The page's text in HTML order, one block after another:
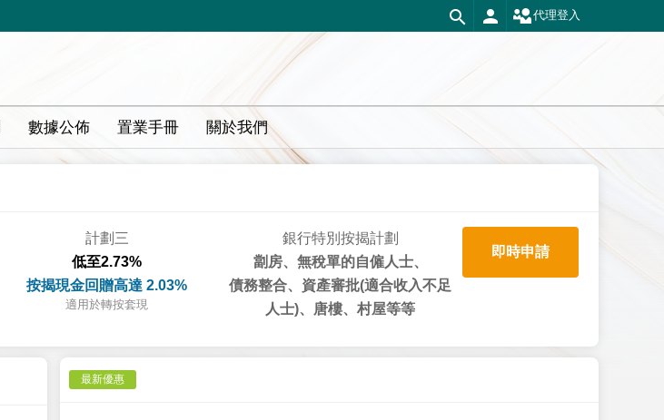
代理登入
數據公佈 置業手冊 關於我們
計劃三
低至2.73%
按揭現金回贈高達 2.03%
適用於轉按套現
銀行特別按揭計劃
劏房、無稅單的自僱人士、
債務整合、資產審批(適合收入不足
人士)、唐樓、村屋等等
即時申請
最新優惠